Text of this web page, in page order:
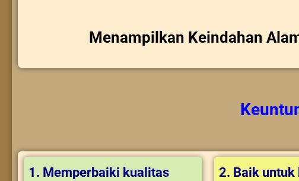
Menampilkan Keindahan
1. Memperbaiki kualitas
2. Baik untuk